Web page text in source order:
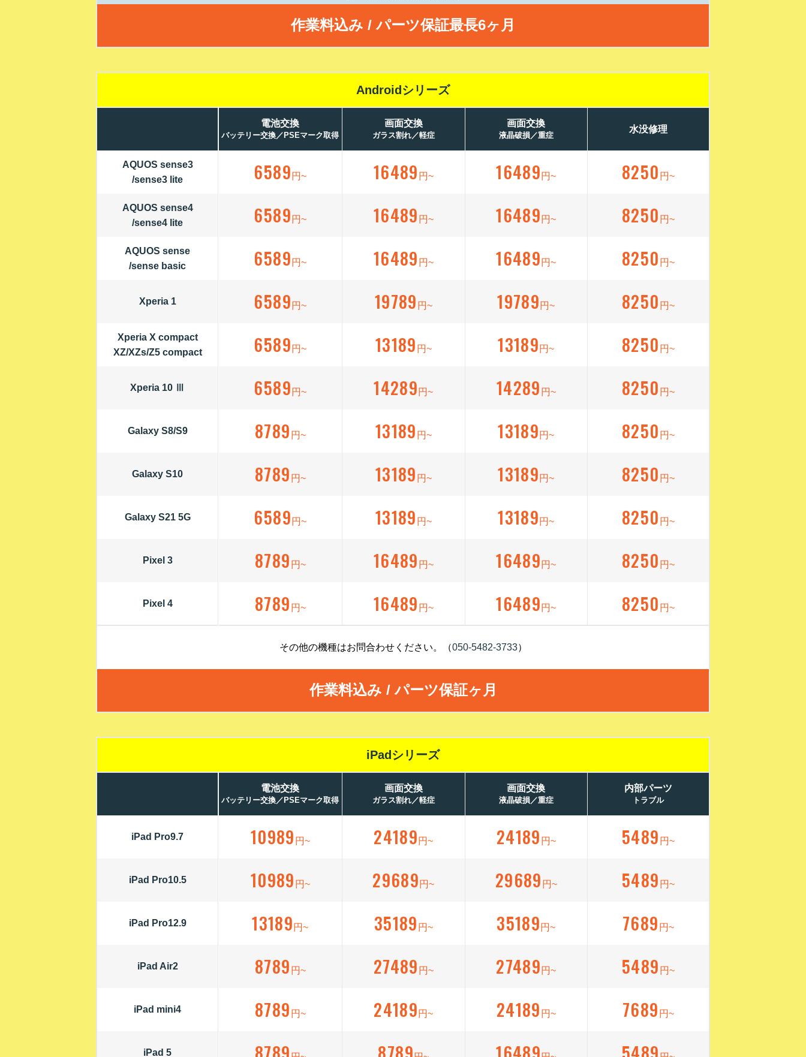
作業料込み / パーツ保証最長6ヶ月
Androidシリーズ
AQUOS sense3
/sense3 lite
AQUOS sense4
/sense4 lite
AQUOS sense
/sense basic
Xperia 1
Xperia X compact
XZ/XZs/Z5 compact
Xperia 10 Ⅲ
Galaxy S8/S9
Galaxy S10
Galaxy S21 5G
Pixel 3
Pixel 4
電池交換
バッテリー交換／PSEマーク取得
画面交換
ガラス割れ／軽症
画面交換
液晶破損／重症
水没修理
6589 円~ 16489 円~ 16489 円~ 8250 円~
6589 円~ 16489 円~ 16489 円~ 8250 円~
6589 円~ 16489 円~ 16489 円~ 8250 円~
6589 円~ 19789 円~ 19789 円~ 8250 円~
6589 円~ 13189 円~ 13189 円~ 8250 円~
6589 円~ 14289 円~ 14289 円~ 8250 円~
8789 円~ 13189 円~ 13189 円~ 8250 円~
8789 円~ 13189 円~ 13189 円~ 8250 円~
6589 円~ 13189 円~ 13189 円~ 8250 円~
8789 円~ 16489 円~ 16489 円~ 8250 円~
8789 円~ 16489 円~ 16489 円~ 8250 円~
その他の機種はお問合わせください。（050-5482-3733）
作業料込み / パーツ保証ヶ月
iPadシリーズ
iPad Pro9.7
iPad Pro10.5
iPad Pro12.9
iPad Air2
iPad mini4
iPad 5
電池交換
バッテリー交換／PSEマーク取得
画面交換
ガラス割れ／軽症
画面交換
液晶破損／重症
内部パーツ
トラブル
10989 円~ 24189 円~ 24189 円~ 5489 円~
10989 円~ 29689 円~ 29689 円~ 5489 円~
13189 円~ 35189 円~ 35189 円~ 7689 円~
8789 円~ 27489 円~ 27489 円~ 5489 円~
8789 円~ 24189 円~ 24189 円~ 7689 円~